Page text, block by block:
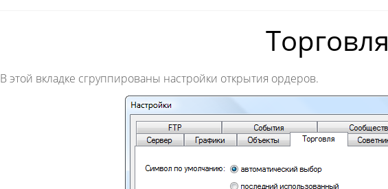
Торговля
В этой вкладке сгруппированы настройки открытия ордеров.